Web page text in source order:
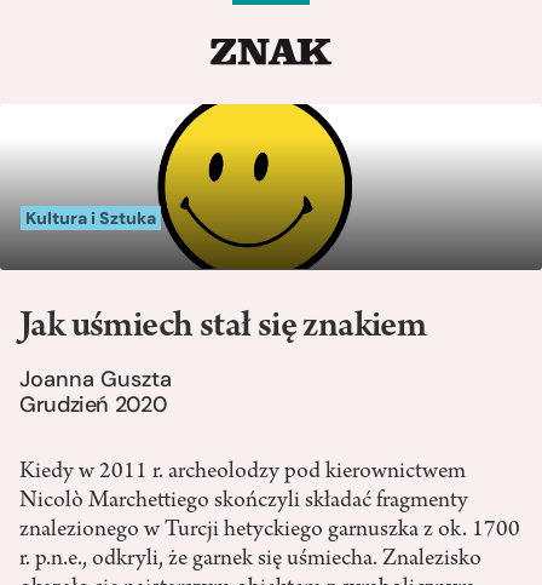
Kultura i Sztuka
Jak uśmiech stał się znakiem
Joanna Guszta
Grudzień 2020
Kiedy w 2011 r. archeolodzy pod kierownictwem
Nicolò Marchettiego skończyli składać fragmenty
znalezionego w Turcji hetyckiego garnuszka z ok. 1700
r. p.n.e., odkryli, że garnek się uśmiecha. Znalezisko